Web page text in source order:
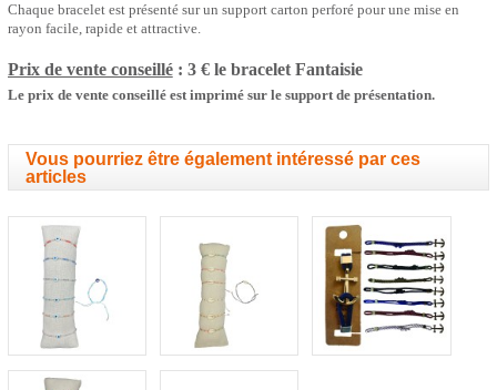
Chaque bracelet est présenté sur un support carton perforé pour une mise en
rayon facile, rapide et attractive.
Prix de vente conseillé: 3 € le bracelet Fantaisie
Le prix de vente conseillé est imprimé sur le support de présentation.
Vous pourriez être également intéressé par ces
articles